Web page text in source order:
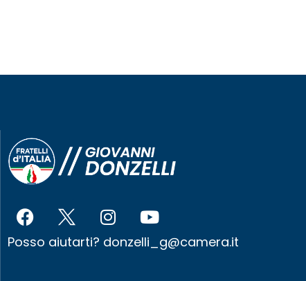
Posso aiutarti? donzelli_g@camera.it